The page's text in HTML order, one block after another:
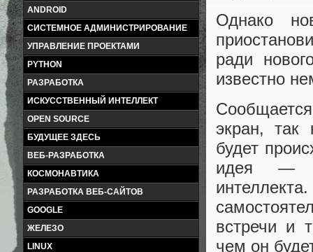
ANDROID
СИСТЕМНОЕ АДМИНИСТРИРОВАНИЕ
УПРАВЛЕНИЕ ПРОЕКТАМИ
PYTHON
РАЗРАБОТКА
ИСКУССТВЕННЫЙ ИНТЕЛЛЕКТ
OPEN SOURCE
БУДУЩЕЕ ЗДЕСЬ
ВЕБ-РАЗРАБОТКА
КОСМОНАВТИКА
РАЗРАБОТКА ВЕБ-САЙТОВ
GOOGLE
ЖЕЛЕЗО
LINUX
Однако
ради
известно
экран, так
будет
идея —
встречи и
чем он